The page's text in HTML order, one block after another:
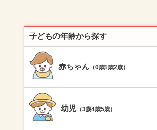
子どもの年齢から探す
赤ちゃん （0歳1歳2歳）
幼児 （3歳4歳5歳）